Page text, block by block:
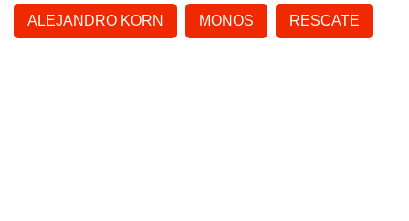
ALEJANDRO KORN MONOS RESCATE